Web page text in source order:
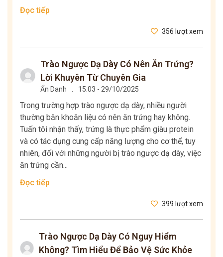
Đọc tiếp
356 lượt xem
Trào Ngược Dạ Dày Có Nên Ăn Trứng?
Lời Khuyên Từ Chuyên Gia
Ẩn Danh 15:03 - 29/10/2025
Trong trường hợp trào ngược dạ dày, nhiều người
thường băn khoăn liệu có nên ăn trứng hay không.
Tuấn tôi nhận thấy, trứng là thực phẩm giàu protein
và có tác dụng cung cấp năng lượng cho cơ thể, tuy
nhiên, đối với những người bị trào ngược dạ dày, việc
ăn trứng cần...
Đọc tiếp
399 lượt xem
Trào Ngược Dạ Dày Có Nguy Hiểm
Không? Tìm Hiểu Để Bảo Vệ Sức Khỏe